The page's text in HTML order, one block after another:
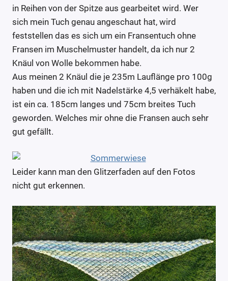
in Reihen von der Spitze aus gearbeitet wird. Wer
sich mein Tuch genau angeschaut hat, wird
feststellen das es sich um ein Fransentuch ohne
Fransen im Muschelmuster handelt, da ich nur 2
Knäul von Wolle bekommen habe.
Aus meinen 2 Knäul die je 235m Lauflänge pro 100g
haben und die ich mit Nadelstärke 4,5 verhäkelt habe,
ist ein ca. 185cm langes und 75cm breites Tuch
geworden. Welches mir ohne die Fransen auch sehr
gut gefällt.
Leider kann man den Glitzerfaden auf den Fotos
nicht gut erkennen.